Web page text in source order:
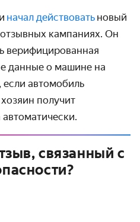
начал действовать новый
кампаниях. Он
верифицированная
данные о машине на
если автомобиль
получит
связанный с